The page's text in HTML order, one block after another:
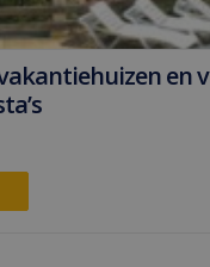
en